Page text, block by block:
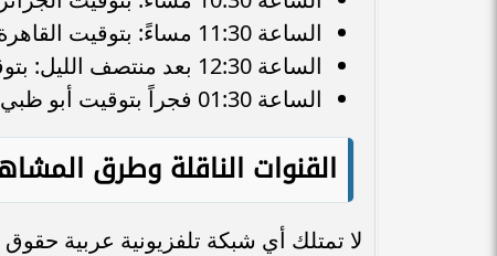
​الساعة 11:30 مساءً: بتوقيت القاهرة.
​الساعة 12:30 بعد منتصف الليل: بتوقيت مكة المكرمة.
​الساعة 01:30 فجراً بتوقيت أبو ظبي.
​القنوات الناقلة وطرق
​لا تمتلك أي شبكة تلفزيونية عربية